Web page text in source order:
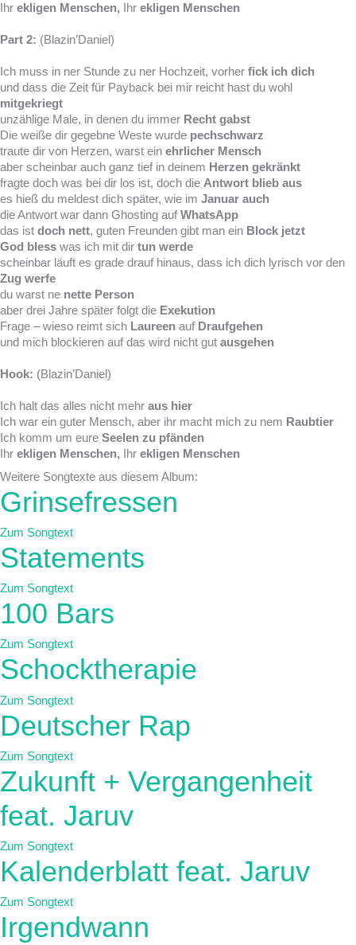
Ihr ekligen Menschen, Ihr ekligen Menschen
Part 2: (Blazin’Daniel)
Ich muss in ner Stunde zu ner Hochzeit, vorher fick ich dich
und dass die Zeit für Payback bei mir reicht hast du wohl
mitgekriegt
unzählige Male, in denen du immer Recht gabst
Die weiße dir gegebne Weste wurde pechschwarz
traute dir von Herzen, warst ein ehrlicher Mensch
aber scheinbar auch ganz tief in deinem Herzen gekränkt
fragte doch was bei dir los ist, doch die Antwort blieb aus
es hieß du meldest dich später, wie im Januar auch
die Antwort war dann Ghosting auf WhatsApp
das ist doch nett, guten Freunden gibt man ein Block jetzt
God bless was ich mit dir tun werde
scheinbar läuft es grade drauf hinaus, dass ich dich lyrisch vor den
Zug werfe
du warst ne nette Person
aber drei Jahre später folgt die Exekution
Frage – wieso reimt sich Laureen auf Draufgehen
und mich blockieren auf das wird nicht gut ausgehen
Hook: (Blazin’Daniel)
Ich halt das alles nicht mehr aus hier
Ich war ein guter Mensch, aber ihr macht mich zu nem Raubtier
Ich komm um eure Seelen zu pfänden
Ihr ekligen Menschen, Ihr ekligen Menschen
Weitere Songtexte aus diesem Album:
Grinsefressen
Zum Songtext
Statements
Zum Songtext
100 Bars
Zum Songtext
Schocktherapie
Zum Songtext
Deutscher Rap
Zum Songtext
Zukunft + Vergangenheit
feat. Jaruv
Zum Songtext
Kalenderblatt feat. Jaruv
Zum Songtext
Irgendwann